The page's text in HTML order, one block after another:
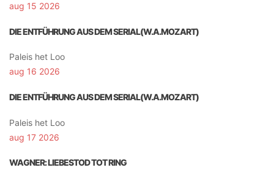
aug 15 2026
DIE ENTFÜHRUNG AUS DEM SERIAL(W.A.MOZART)
Paleis het Loo
aug 16 2026
DIE ENTFÜHRUNG AUS DEM SERIAL(W.A.MOZART)
Paleis het Loo
aug 17 2026
WAGNER: LIEBESTOD TOT RING